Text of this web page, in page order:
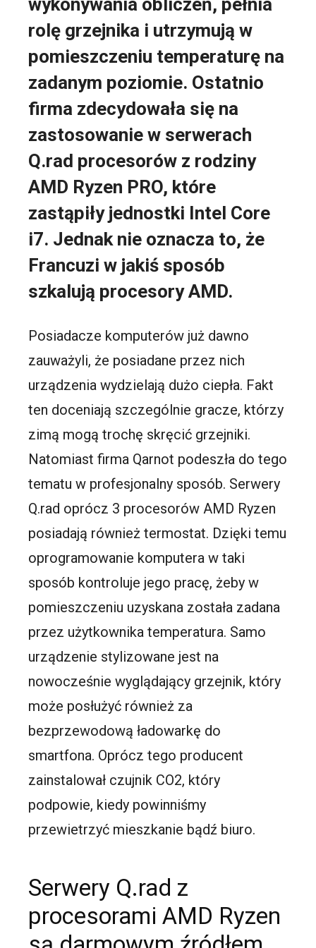
wykonywania obliczeń, pełnia
rolę grzejnika i utrzymują w
pomieszczeniu temperaturę na
zadanym poziomie. Ostatnio
firma zdecydowała się na
zastosowanie w serwerach
Q.rad procesorów z rodziny
AMD Ryzen PRO, które
zastąpiły jednostki Intel Core
i7. Jednak nie oznacza to, że
Francuzi w jakiś sposób
szkalują procesory AMD.
Posiadacze komputerów już dawno
zauważyli, że posiadane przez nich
urządzenia wydzielają dużo ciepła. Fakt
ten doceniają szczególnie gracze, którzy
zimą mogą trochę skręcić grzejniki.
Natomiast firma Qarnot podeszła do tego
tematu w profesjonalny sposób. Serwery
Q.rad oprócz 3 procesorów AMD Ryzen
posiadają również termostat. Dzięki temu
oprogramowanie komputera w taki
sposób kontroluje jego pracę, żeby w
pomieszczeniu uzyskana została zadana
przez użytkownika temperatura. Samo
urządzenie stylizowane jest na
nowocześnie wyglądający grzejnik, który
może posłużyć również za
bezprzewodową ładowarkę do
smartfona. Oprócz tego producent
zainstalował czujnik CO2, który
podpowie, kiedy powinniśmy
przewietrzyć mieszkanie bądź biuro.
Serwery Q.rad z
procesorami AMD Ryzen